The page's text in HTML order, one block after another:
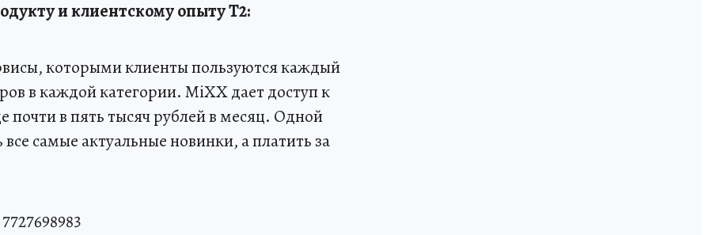
и клиентскому опыту T2:
которыми клиенты пользуются каждый
в каждой категории. MiXX дает доступ к
почти в пять тысяч рублей в месяц. Одной
самые актуальные новинки, а платить за